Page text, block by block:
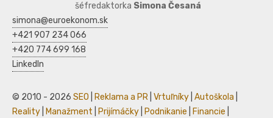
šéfredaktorka Simona Česaná
simona@euroekonom.sk
+421 907 234 066
+420 774 699 168
LinkedIn
© 2010 - 2026 SEO Reklama a PR Vrtuľníky Autoškola
Reality
Manažment Prijímáčky Podnikanie Financie